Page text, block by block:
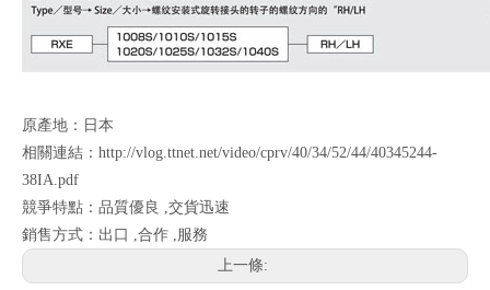
原產地：日本
相關連結：http://vlog.ttnet.net/video/cprv/40/34/52/44/40345244-
38IA.pdf
競爭特點：品質優良 ,交貨迅速
銷售方式：出口 ,合作 ,服務
上一條: